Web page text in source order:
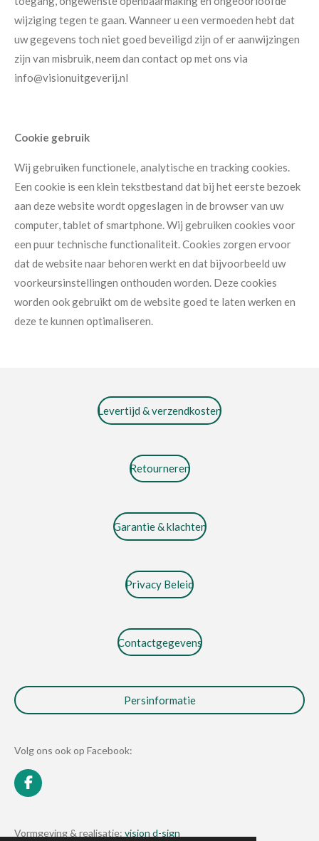
wijziging tegen te gaan. Wanneer u een vermoeden hebt dat
uw gegevens toch niet goed beveiligd zijn of er aanwijzingen
zijn van misbruik, neem dan contact op met ons via
info@visionuitgeverij.nl
Cookie gebruik
Wij gebruiken functionele, analytische en tracking cookies.
Een cookie is een klein tekstbestand dat bij het eerste bezoek
aan deze website wordt opgeslagen in de browser van uw
computer, tablet of smartphone. Wij gebruiken cookies voor
een puur technische functionaliteit. Cookies zorgen ervoor
dat de website naar behoren werkt en dat bijvoorbeeld uw
voorkeursinstellingen onthouden worden. Deze cookies
worden ook gebruikt om de website goed te laten werken en
deze te kunnen optimaliseren.
Levertijd & verzendkosten
Retourneren
Garantie & klachten
Privacy Beleid
Contactgegevens
Persinformatie
Volg ons ook op Facebook:
F
a
Vormgeving & realisatie: vision d-sign